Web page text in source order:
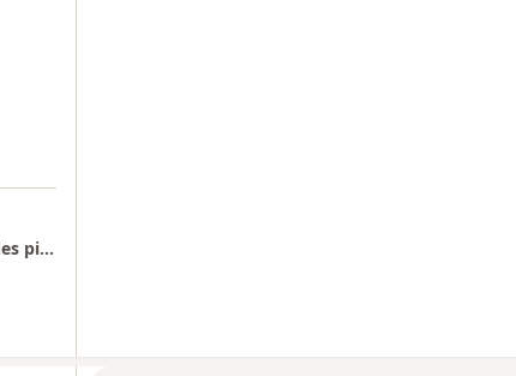
Hospital Santa Margarita Torre de Especialidades piso 1 consultorio 3